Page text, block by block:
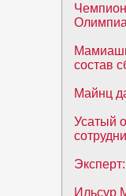
состав
Майнц
Усатый
Ильсур